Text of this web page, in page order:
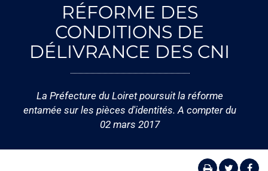
RÉFORME DES
CONDITIONS DE
DÉLIVRANCE DES CNI
La Préfecture du Loiret poursuit la réforme
entamée sur les pièces d'identités. A compter du
02 mars 2017